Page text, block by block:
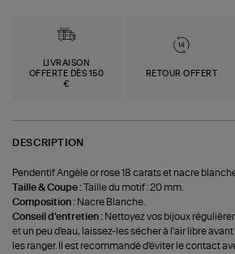
LIVRAISON
OFFERTE DÈS 150
€
RETOUR OFFERT
DESCRIPTION
Pendentif Angèle or rose 18 carats et nacre
Taille & Coupe :Taille du motif : 20 mm.
Composition : Nacre Blanche.
Conseil d'entretien : Nettoyez vos bijoux
et un peu d'eau, laissez-les sécher à l'air libre
les ranger. Il est recommandé d'éviter le contact